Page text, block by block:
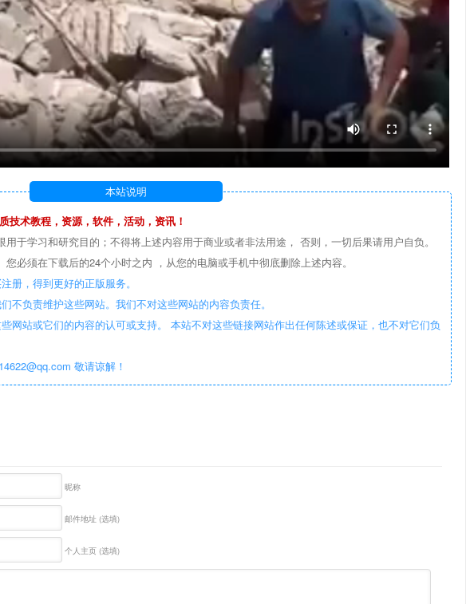
本站说明
技术教程，资源，软件，活动，资讯！
于学习和研究目的；不得将上述内容用于商业或者非法用途， 否则，一切后果请用户自负。
必须在下载后的24个小时之内 ，从您的电脑或手机中彻底删除上述内容。
册，得到更好的正版服务。
不负责维护这些网站。我们不对这些网站的内容负责任。
网站或它们的内容的认可或支持。 本站不对这些链接网站作出任何陈述或保证，也不对它们负
敬请谅解！
昵称
邮件地址 (选填)
个人主页 (选填)